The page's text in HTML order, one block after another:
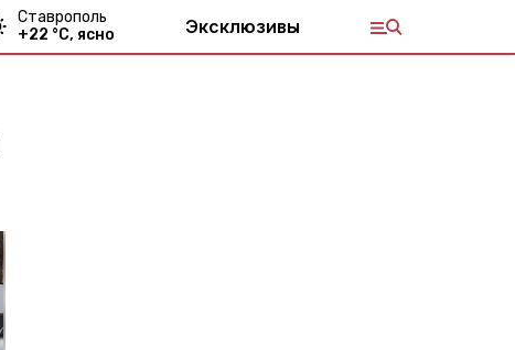
Ставрополь
+22 °С, ясно Эксклюзивы